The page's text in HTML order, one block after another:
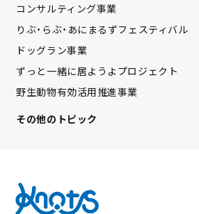
コンサルティング事業
りぶ・らぶ・あにまるずフェスティバル
ドッグラン事業
ずっと一緒に居ようよプロジェクト
野生動物有効活用推進事業
その他のトピック